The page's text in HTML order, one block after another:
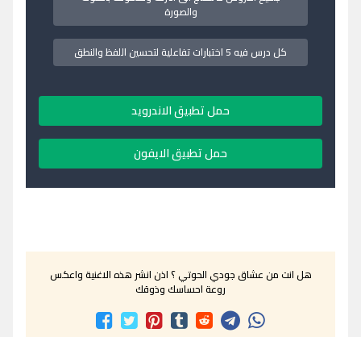
والصورة
كل درس فيه 5 اختبارات تفاعلية لتحسين اللفظ والنطق
حمل تطبيق الاندرويد
حمل تطبيق الايفون
هل انت من عشاق جودي الحوتي ؟ اذن انشر هذه الاغنية واعكس
روعة احساسك وذوقك